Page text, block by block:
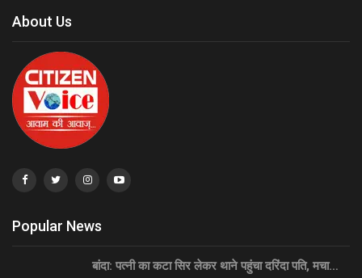
About Us
Popular News
बांदा: पत्नी का कटा सिर लेकर थाने पहुंचा दरिंदा पति, मचा…